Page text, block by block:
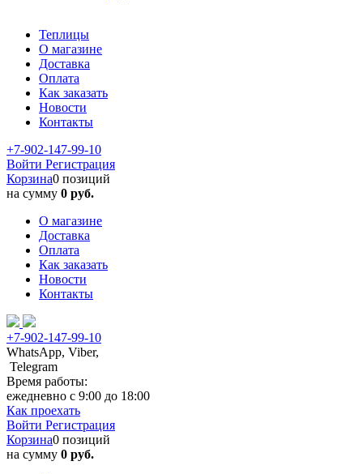
Теплицы
О магазине
Доставка
Оплата
Как заказать
Новости
Контакты
+7-902-147-99-10
Войти Регистрация
Корзина0 позиций
на сумму 0 руб.
О магазине
Доставка
Оплата
Как заказать
Новости
Контакты
+7-902-147-99-10
WhatsApp, Viber,
Telegram
Время работы:
ежедневно с 9:00 до 18:00
Как проехать
Войти Регистрация
Корзина0 позиций
на сумму 0 руб.